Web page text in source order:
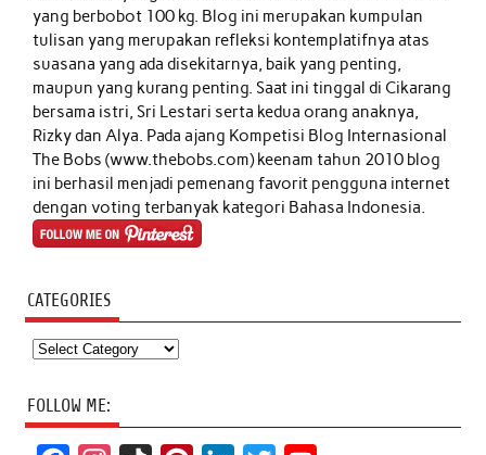
yang berbobot 100 kg. Blog ini merupakan kumpulan
tulisan yang merupakan refleksi kontemplatifnya atas
suasana yang ada disekitarnya, baik yang penting,
maupun yang kurang penting. Saat ini tinggal di Cikarang
bersama istri, Sri Lestari serta kedua orang anaknya,
Rizky dan Alya. Pada ajang Kompetisi Blog Internasional
The Bobs (www.thebobs.com) keenam tahun 2010 blog
ini berhasil menjadi pemenang favorit pengguna internet
dengan voting terbanyak kategori Bahasa Indonesia.
CATEGORIES
Categories
FOLLOW ME: